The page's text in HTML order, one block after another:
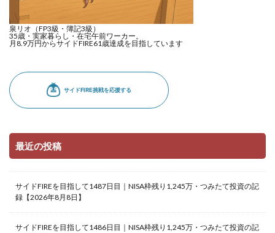
泉リオ（FP3級・簿記3級）
35歳・実家暮らし・在宅午前ワーカー。
月8.9万円からサイドFIRE61歳達成を目指しています
最近の投稿
サイドFIREを目指して1487日目｜NISA枠残り1,245万・つみたて投資の記
録【2026年8月8日】
サイドFIREを目指して1486日目｜NISA枠残り1,245万・つみたて投資の記